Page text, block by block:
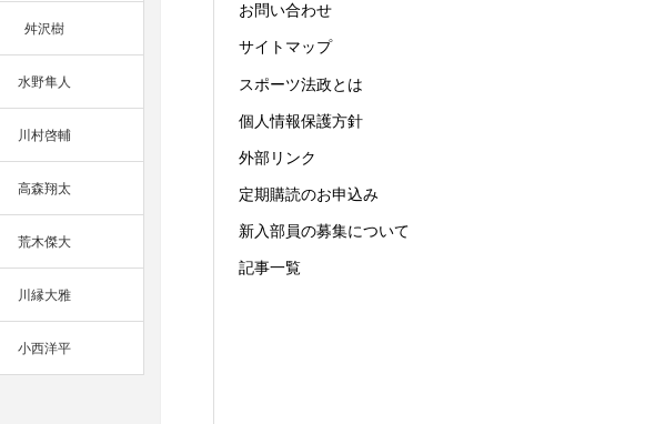
舛沢樹
水野隼人
川村啓輔
高森翔太
荒木傑大
川縁大雅
小西洋平
お問い合わせ
サイトマップ
スポーツ法政とは
個人情報保護方針
外部リンク
定期購読のお申込み
新入部員の募集について
記事一覧